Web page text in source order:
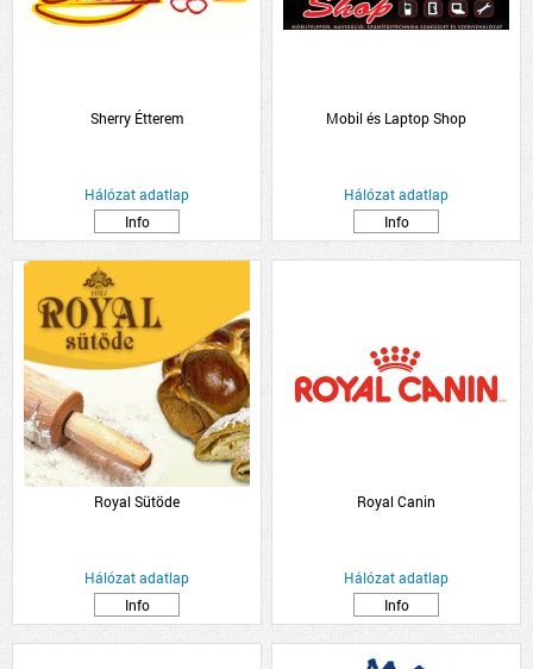
Sherry Étterem
Hálózat adatlap
Info
Mobil és Laptop Shop
Hálózat adatlap
Info
Royal Sütöde
Hálózat adatlap
Info
Royal Canin
Hálózat adatlap
Info